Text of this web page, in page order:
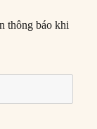
thông báo khi